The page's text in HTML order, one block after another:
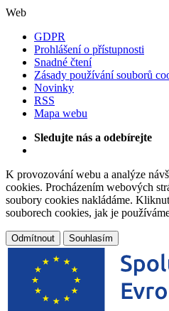
Web
GDPR
Prohlášení o přístupnosti
Snadné čtení
Zásady používání souborů
Novinky
RSS
Mapa webu
Sledujte nás a odebírejte
K provozování webu a analýze
cookies. Procházením webových
soubory cookies nakládáme.
souborech cookies, jak je
Odmítnout Souhlasím